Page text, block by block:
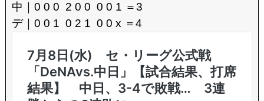
中｜0 0 0 2 0 0 0 0 1 ＝3
デ｜0 0 1 0 2 1 0 0 x ＝4